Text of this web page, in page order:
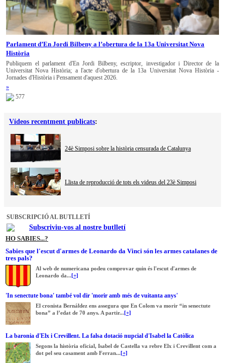
Parlament d’En Jordi Bilbeny a l’obertura de la 13a Universitat Nova
Història
Publiquem el parlament d'En Jordi Bilbeny, escriptor, investigador i Director de la
Universitat Nova Història; a l'acte d'obertura de la 13a Universitat Nova Història -
Jornades d'Història i Pensament d'aquest 2026.
»
577
Vídeos recentment publicats:
24è Simposi sobre la història censurada de Catalunya
Llista de reproducció de tots els videus del 23è Simposi
SUBSCRIPCIÓ AL BUTLLETÍ
Subscriviu-vos al nostre butlletí
HO SABIES...?
Sabies que l'escut d'armes de Leonardo da Vinci són les armes catalanes de
tres pals?
Al web de numericana podeu comprovar quin és l'escut d'armes de
Leonardo da...[+]
'In senectute bona' també vol dir 'morir amb més de vuitanta anys'
El cronista Bernáldez ens assegura que En Colom va morir “in senectute
bona” a l’edat de 70 anys. A partir...[+]
La baronia d'Elx i Crevillent. La falsa dotació nupcial d'Isabel la Catòlica
Segons la història oficial, Isabel de Castella va rebre Elx i Crevillent com a
dot pel seu casament amb Ferran...[+]